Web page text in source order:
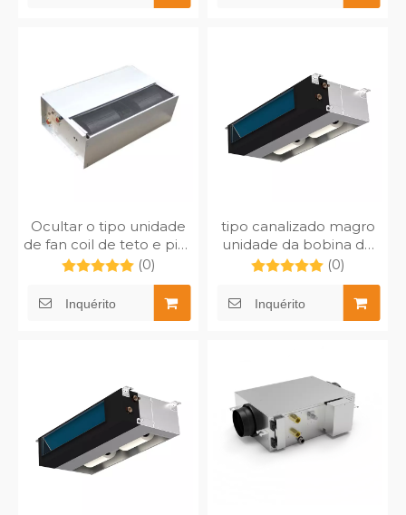
Ocultar o tipo unidade
de fan coil de teto e piso
MFP-102TA(0)
Inquérito
tipo canalizado magro
unidade da bobina do
ventilador do uso
doméstico da espessura
de 200mm
(0)
Inquérito